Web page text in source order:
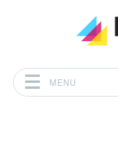
MENU